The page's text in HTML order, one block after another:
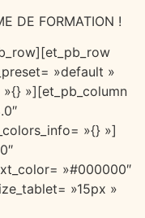
DE FORMATION !
»default »
»][et_pb_column
»{} »]
»#000000″
»15px »